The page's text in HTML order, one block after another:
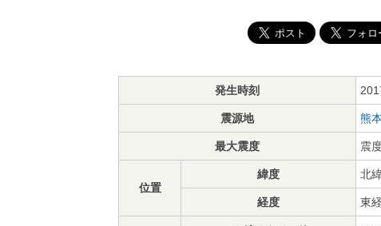
発生時刻
震源地 熊
最大震度 震
位置
緯度 北
経度 東